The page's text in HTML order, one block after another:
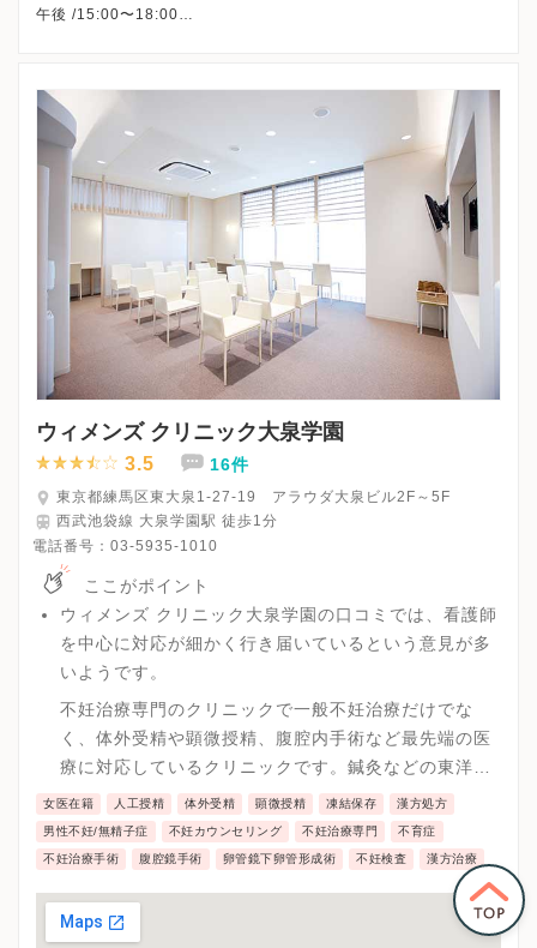
午後 /15:00〜18:00
ウィメンズ クリニック大泉学園
3.5 16件
東京都練馬区東大泉1-27-19 アラウダ大泉ビル2F～5F
西武池袋線 大泉学園駅 徒歩1分
電話番号： 03-5935-1010
ここがポイント
ウィメンズ クリニック大泉学園の口コミでは、看護師
を中心に対応が細かく行き届いているという意見が多
いようです。
不妊治療専門のクリニックで一般不妊治療だけでな
く、体外受精や顕微授精、腹腔内手術など最先端の医
療に対応しているクリニックです。鍼灸などの東洋医
学も併用しており、体質改善や自己治癒能力の改善で
体外受精などの成功率を大きくあげていくことが可能
です。
女医在籍 人工授精 体外受精 顕微授精 凍結保存 漢方処方
男性不妊/無精子症 不妊カウンセリング 不妊治療専門 不育症
不妊治療手術 腹腔鏡手術 卵管鏡下卵管形成術 不妊検査 漢方治療